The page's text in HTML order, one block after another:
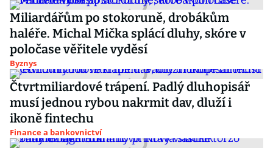
Miliardářům po stokoruně, drobákům
haléře. Michal Mička splácí dluhy, skóre v
poločase věřitele vyděsí
Byznys
Čtvrtmiliardové trápení. Padlý dluhopisář
musí jednou rybou nakrmit dav, dluží i
ikoně fintechu
Finance a bankovnictví